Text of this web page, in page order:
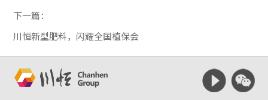
下一篇：
川恒新型肥料，闪耀全国植保会